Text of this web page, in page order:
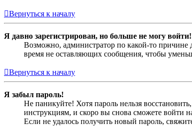
Вернуться к началу
Я давно зарегистрирован, но больше не могу войти!
Возможно, администратор по какой-то причине
время не оставляющих сообщения, чтобы
Вернуться к началу
Я забыл пароль!
Не паникуйте! Хотя пароль нельзя
инструкциям, и скоро вы снова сможете войти
Если не удалось получить новый пароль,